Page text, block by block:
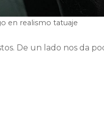
en realismo tatuaje
De un lado nos da